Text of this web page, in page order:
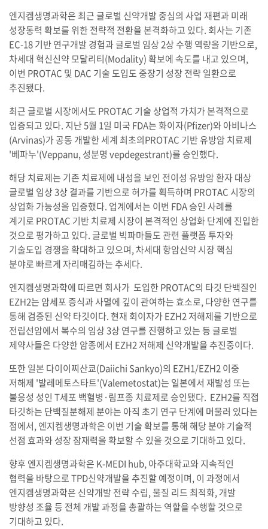
엔지켐생명과학은 최근 글로벌 신약개발 중심의 사업 재편과 미래
성장동력 확보를 위한 전략적 전환을 본격화하고 있다. 회사는 기존
EC-18 기반 연구개발 경험과 글로벌 임상 2상 수행 역량을 기반으로,
차세대 혁신신약 모달리티(Modality) 확보에 속도를 내고 있으며,
이번 PROTAC 및 DAC 기술 도입도 중장기 성장 전략 일환으로
추진됐다.
최근 글로벌 시장에서도 PROTAC 기술 상업적 가치가 본격적으로
입증되고 있다. 지난 5월 1일 미국 FDA는 화이자(Pfizer)와 아비나스
(Arvinas)가 공동 개발한 세계 최초의PROTAC 기반 유방암 치료제
'베파누'(Veppanu, 성분명 vepdegestrant)를 승인했다.
해당 치료제는 기존 치료제에 내성을 보인 전이성 유방암 환자 대상
글로벌 임상 3상 결과를 기반으로 허가를 획득하며 PROTAC 시장의
상업화 가능성을 입증했다. 업계에서는 이번 FDA 승인 사례를
계기로 PROTAC 기반 치료제 시장이 본격적인 상업화 단계에 진입한
것으로 평가하고 있다. 글로벌 빅파마들도 관련 플랫폼 투자와
기술도입 경쟁을 확대하고 있으며, 차세대 항암신약 시장 핵심
분야로 빠르게 자리매김하는 추세다.
엔지켐생명과학에 따르면 회사가 도입한 PROTAC의 타깃 단백질인
EZH2는 암세포 증식과 사멸에 깊이 관여하는 효소로, 다양한 연구를
통해 검증된 신약 타깃이다. 현재 회이자가 EZH2 저해제를 기반으로
전립선암에서 복수의 임상 3상 연구를 진행하고 있는 등 글로벌
제약사들은 다양한 암종에서 EZH2 저해제 신약개발을 추진중이다.
또한 일본 다이이찌산쿄(Daiichi Sankyo)의 EZH1/EZH2 이중
저해제 '발레메토스타트'(Valemetostat)는 일본에서 재발성 또는
불응성 성인 T세포 백혈병·림프종 치료제로 승인됐다. EZH2를 직접
타깃하는 단백질분해제 분야는 아직 초기 연구 단계에 머물러 있다는
점에서, 엔지켐생명과학은 이번 기술 확보를 통해 해당 분야 기술적
선점 효과와 성장 잠재력을 확보할 수 있을 것으로 기대하고 있다.
향후 엔지켐생명과학은 K-MEDI hub, 아주대학교와 지속적인
협력을 바탕으로 TPD신약개발을 추진할 예정이며, 이 과정에서
엔지켐생명과학은 신약개발 전략 수립, 물질 리드 최적화, 개발
방향성 조율 등 전체 개발 과정을 총괄하는 역할을 수행할 것으로
기대하고 있다.